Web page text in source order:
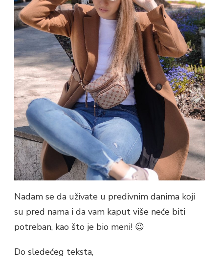
Nadam se da uživate u predivnim danima koji
su pred nama i da vam kaput više neće biti
potreban, kao što je bio meni! 😉
Do sledećeg teksta,